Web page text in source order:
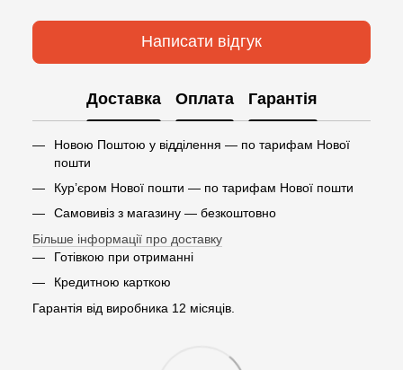
Написати відгук
Доставка Оплата Гарантія
Новою Поштою у відділення — по тарифам Нової
пошти
Кур’єром Нової пошти — по тарифам Нової пошти
Самовивіз з магазину — безкоштовно
Більше інформації про доставку
Готівкою при отриманні
Кредитною карткою
Гарантія від виробника 12 місяців.